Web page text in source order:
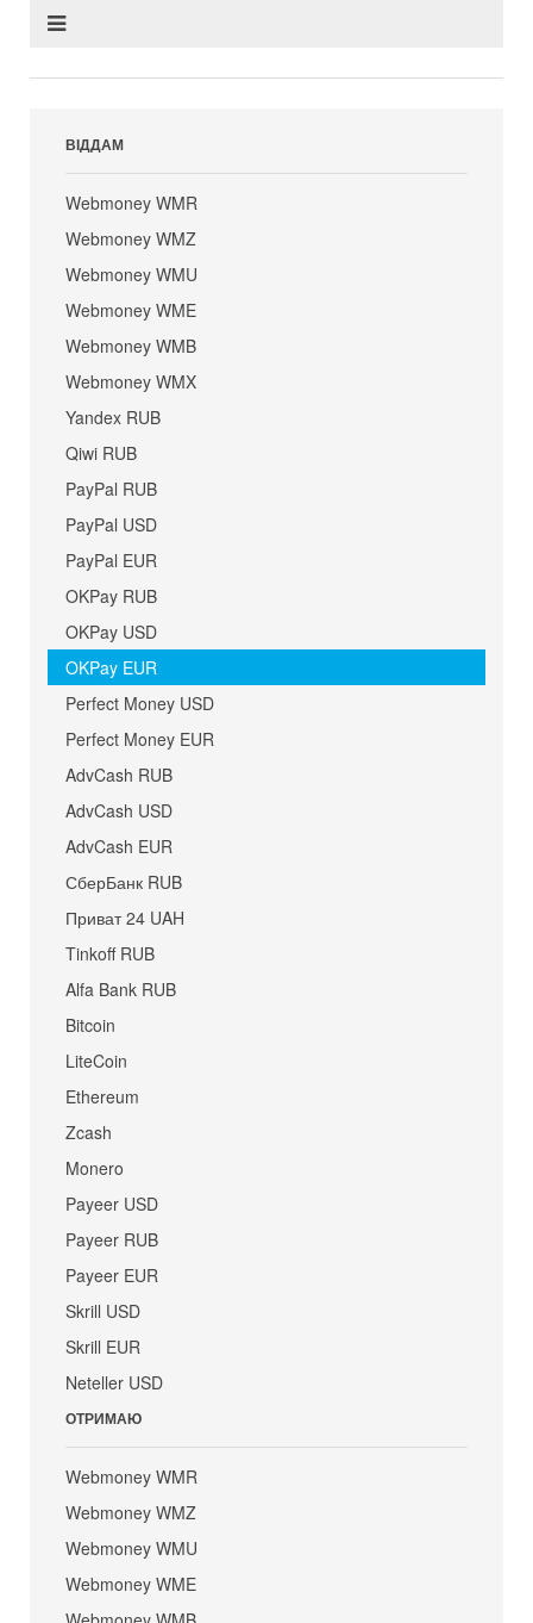
ВІДДАМ
Webmoney WMR
Webmoney WMZ
Webmoney WMU
Webmoney WME
Webmoney WMB
Webmoney WMX
Yandex RUB
Qiwi RUB
PayPal RUB
PayPal USD
PayPal EUR
OKPay RUB
OKPay USD
OKPay EUR
Perfect Money USD
Perfect Money EUR
AdvCash RUB
AdvCash USD
AdvCash EUR
СберБанк RUB
Приват 24 UAH
Tinkoff RUB
Alfa Bank RUB
Bitcoin
LiteCoin
Ethereum
Zcash
Monero
Payeer USD
Payeer RUB
Payeer EUR
Skrill USD
Skrill EUR
Neteller USD
ОТРИМАЮ
Webmoney WMR
Webmoney WMZ
Webmoney WMU
Webmoney WME